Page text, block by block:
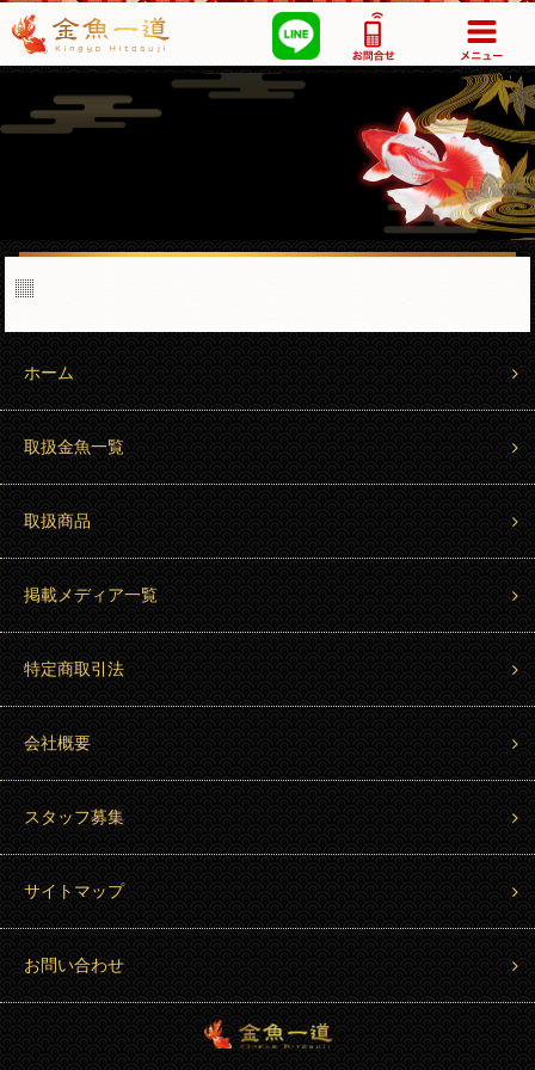
ホーム
取扱金魚一覧
取扱商品
掲載メディア一覧
特定商取引法
会社概要
スタッフ募集
サイトマップ
お問い合わせ